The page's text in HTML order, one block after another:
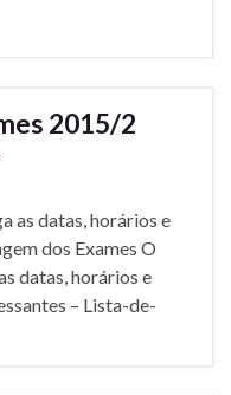
2015/2
as datas, horários e
dos Exames O
datas, horários e
– Lista-de-